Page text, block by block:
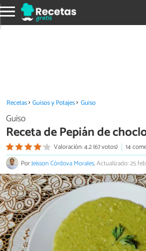
Recetas Guisos y Potajes Guiso
Guiso
Receta de Pepián de
Valoración: 4.2 (67 votos)
14
PorJeisson Córdova Morales.Actualizado: 25